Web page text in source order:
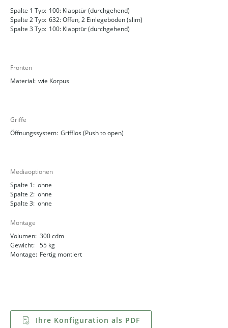
Spalte 1 Typ: 100: Klapptür (durchgehend)
Spalte 2 Typ: 632: Offen, 2 Einlegeböden (slim)
Spalte 3 Typ: 100: Klapptür (durchgehend)
Fronten
Material: wie Korpus
Griffe
Öffnungssystem: Grifflos (Push to open)
Mediaoptionen
Spalte 1: ohne
Spalte 2: ohne
Spalte 3: ohne
Montage
Volumen: 300 cdm
Gewicht: 55 kg
Montage: Fertig montiert
Ihre Konfiguration als PDF